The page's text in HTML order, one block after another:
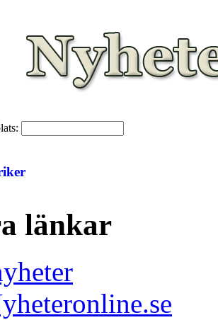
länkar